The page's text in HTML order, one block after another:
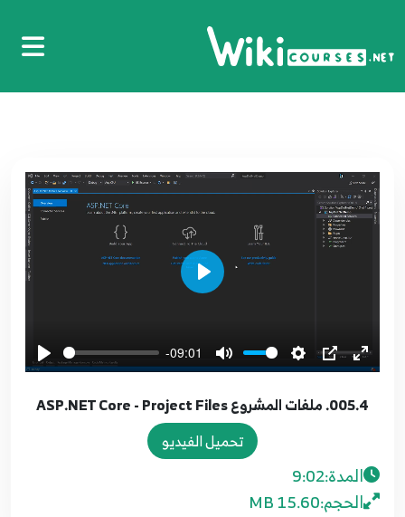
-09:01
Play
005.4. ملفات المشروع ASP.NET Core - Project Files
تحميل الفيديو
المدة:9:02
الحجم:15.60 MB